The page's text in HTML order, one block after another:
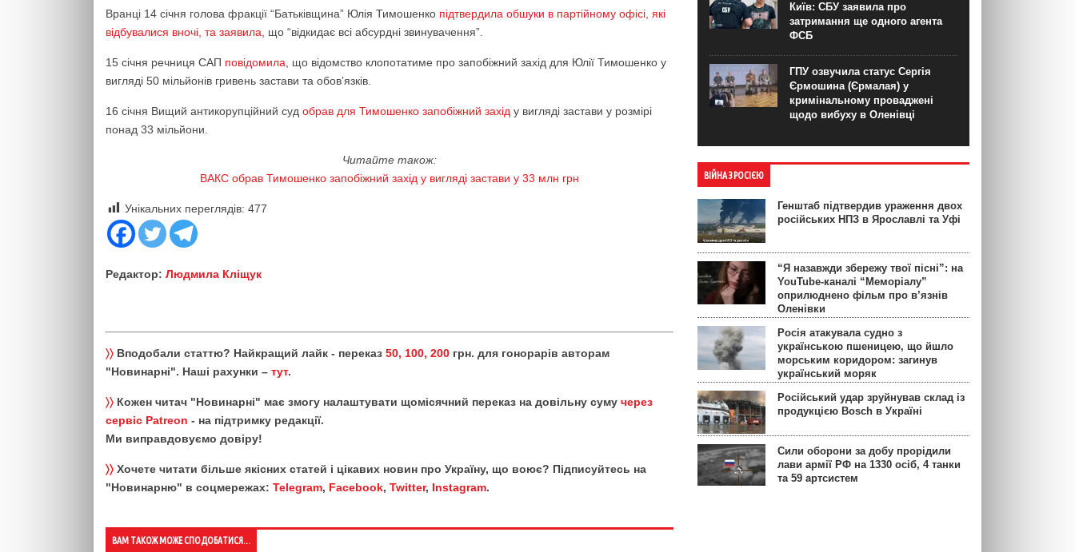
Вранці 14 січня голова фракції “Батьківщина” Юлія Тимошенко підтвердила обшуки в партійному офісі, які
відбувалися вночі, та заявила, що “відкидає всі абсурдні звинувачення”.
15 січня речниця САП повідомила , що відомство клопотатиме про запобіжний захід для Юлії Тимошенко у
вигляді 50 мільйонів гривень застави та обов’язків.
16 січня Вищий антикорупційний суд обрав для Тимошенко запобіжний захід у вигляді застави у розмірі
понад 33 мільйони.
Читайте також:
ВАКС обрав Тимошенко запобіжний захід у вигляді застави у 33 млн грн
Унікальних переглядів: 477
Редактор: Людмила Кліщук
〉〉 Вподобали статтю? Найкращий лайк - переказ 50, 100, 200 грн. для гонорарів авторам
"Новинарні". Наші рахунки – тут.
〉〉 Кожен читач "Новинарні" має змогу налаштувати щомісячний переказ на довільну суму через
сервіс Patreon - на підтримку редакції.
Ми виправдовуємо довіру!
〉〉 Хочете читати більше якісних статей і цікавих новин про Україну, що воює? Підписуйтесь на
"Новинарню" в соцмережах: Telegram, Facebook, Twitter, Instagram.
ВАМ ТАКОЖ МОЖЕ СПОДОБАТИСЯ...
Київ: СБУ заявила про
затримання ще одного агента
ФСБ
ГПУ озвучила статус Сергія
Єрмошина (Єрмалая) у
кримінальному проваджені
щодо вибуху в Оленівці
ВІЙНА З РОСІЄЮ
Генштаб підтвердив ураження двох
російських НПЗ в Ярославлі та Уфі
“Я назавжди збережу твої пісні”: на
YouTube-каналі “Меморіалу”
оприлюднено фільм про в’язнів
Оленівки
Росія атакувала судно з
українською пшеницею, що йшло
морським коридором: загинув
український моряк
Російський удар зруйнував склад із
продукцією Bosch в Україні
Сили оборони за добу прорідили
лави армії РФ на 1330 осіб, 4 танки
та 59 артсистем